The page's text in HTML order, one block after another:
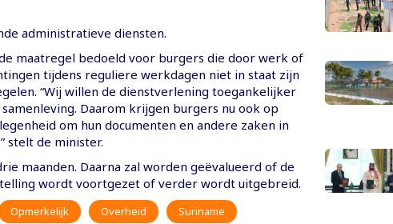
administratieve diensten.
maatregel bedoeld voor burgers die door werk of
tijdens reguliere werkdagen niet in staat zijn
“Wij willen de dienstverlening toegankelijker
Daarom krijgen burgers nu ook op
om hun documenten en andere zaken in
stelt de minister.
maanden. Daarna zal worden geëvalueerd of de
wordt voortgezet of verder wordt uitgebreid.
Opmerkelijk Overheid Suriname